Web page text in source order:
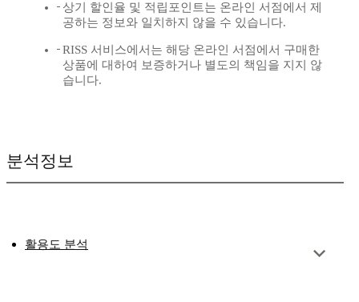
상기 할인율 및 적립포인트는 온라인 서점에서 제
공하는 정보와 일치하지 않을 수 있습니다.
RISS 서비스에서는 해당 온라인 서점에서 구매한
상품에 대하여 보증하거나 별도의 책임을 지지 않
습니다.
분석정보
활용도 분석